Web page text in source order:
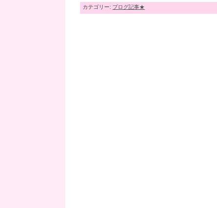
カテゴリー: ブログ記事★